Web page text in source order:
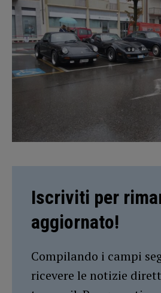
Iscriviti per
aggiornato!
Compilando i campi
ricevere le notizie